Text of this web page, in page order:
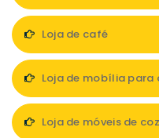
Loja de café
Loja de mobília para
Loja de móveis de